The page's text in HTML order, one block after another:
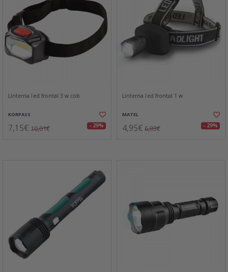
Linterna led frontal 3 w cob
KORPASS
7,15€ 10,01€ - 29%
Linterna led frontal 1 w
MATEL
4,95€ 6,93€ - 29%